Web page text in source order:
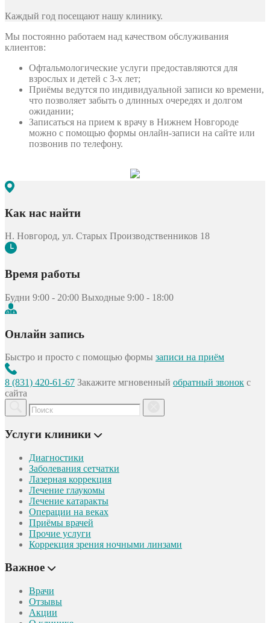
Каждый год посещают нашу клинику.
Мы постоянно работаем над качеством обслуживания
клиентов:
Офтальмологические услуги предоставляются для
взрослых и детей с 3-х лет;
Приёмы ведутся по индивидуальной записи ко времени,
что позволяет забыть о длинных очередях и долгом
ожидании;
Записаться на прием к врачу в Нижнем Новгороде
можно с помощью формы онлайн-записи на сайте или
позвонив по телефону.
Как нас найти
Н. Новгород, ул. Старых Производственников 18
Время работы
Будни 9:00 - 20:00 Выходные 9:00 - 18:00
Онлайн запись
Быстро и просто с помощью формы записи на приём
8 (831) 420-61-67 Закажите мгновенный обратный звонок с
сайта
Услуги клиники
Диагностики
Заболевания сетчатки
Лазерная коррекция
Лечение глаукомы
Лечение катаракты
Операции на веках
Приёмы врачей
Прочие услуги
Коррекция зрения ночными линзами
Важное
Врачи
Отзывы
Акции